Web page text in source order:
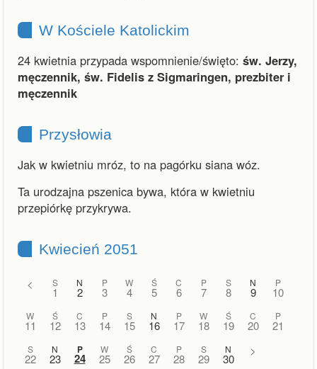
W Kościele Katolickim
24 kwietnia przypada wspomnienie/święto: św. Jerzy,
męczennik, św. Fidelis z Sigmaringen, prezbiter i
męczennik
Przysłowia
Jak w kwietniu mróz, to na pagórku siana wóz.
Ta urodzajna pszenica bywa, która w kwietniu
przepiórkę przykrywa.
Kwiecień 2051
< S
1
N
2
P
3
W
4
Ś
5
C
6
P
7
S
8
N
9
P
10
W
11
Ś
12
C
13
P
14
S
15
N
16
P
17
W
18
Ś
19
C
20
P
21
S
22
N
23
P
24
W
25
Ś
26
C
27
P
28
S
29
N
30
>